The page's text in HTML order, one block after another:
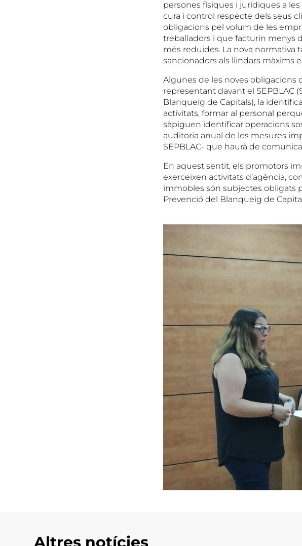
persones físiques i jurídiques a
cura i control respecte dels seus
obligacions pel volum de les
treballadors i que facturin menys
més reduïdes. La nova normativa
sancionadors als llindars màxims
Algunes de les noves obligacions
representant davant el SEPBLAC
Blanqueig de Capitals), la
activitats, formar al personal
sàpiguen identificar operacions
auditoria anual de les mesures
SEPBLAC- que haurà de
En aquest sentit, els promotors
exerceixen activitats d’agència,
immobles són subjectes obligats
Prevenció del Blanqueig de
Altres notícies